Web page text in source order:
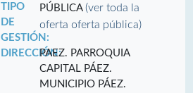
TIPO
DE
GESTIÓN:
PÚBLICA(ver toda la
oferta oferta pública)
DIRECCIÓN:PAEZ. PARROQUIA
CAPITAL PÁEZ.
MUNICIPIO PÁEZ.